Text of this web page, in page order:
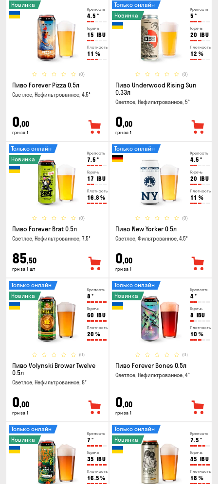
Крепость
4.5 °
Горечь
15 IBU
Плотность
11 %
(0)
Новинка
Пиво Forever Pizza 0.5л
Светлое, Нефильтрованное, 4.5°
0,00
грн за 1
Крепость
5 °
Горечь
20 IBU
Плотность
12 %
(0)
Только онлайн
Новинка
Пиво Underwood Rising Sun
0.33л
Светлое, Нефильтрованное, 5°
0,00
грн за 1
Крепость
7.5 °
Горечь
17 IBU
Плотность
16.8 %
(0)
Только онлайн
Новинка
Пиво Forever Brat 0.5л
Светлое, Нефильтрованное, 7.5°
85,50
грн за 1 шт
Крепость
4.5 °
Горечь
20 IBU
Плотность
11 %
(0)
Только онлайн
Пиво New Yorker 0.5л
Светлое, Фильтрованное, 4.5°
0,00
грн за 1
Крепость
8 °
Горечь
60 IBU
Плотность
20 %
(0)
Только онлайн
Новинка
Пиво Volynski Browar Twelve
0.5л
Светлое, Нефильтрованное, 8°
0,00
грн за 1
Крепость
4°
Горечь
8 IBU
Плотность
10 %
(0)
Только онлайн
Новинка
Пиво Forever Bones 0.5л
Светлое, Нефильтрованное, 4°
0,00
грн за 1
Крепость
7 °
Горечь
35 IBU
Плотность
16.5 %
Только онлайн
Новинка
Крепость
7.5 °
Горечь
45 IBU
Плотность
18 %
Только онлайн
Новинка